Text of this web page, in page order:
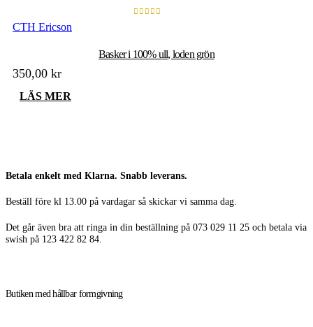
CTH Ericson
Basker i 100% ull, loden grön
350,00 kr
LÄS MER
Betala enkelt med Klarna. Snabb leverans.
Beställ före kl 13.00 på vardagar så skickar vi samma dag.
Det går även bra att ringa in din beställning på 073 029 11 25 och betala via
swish på 123 422 82 84.
Butiken med hållbar formgivning